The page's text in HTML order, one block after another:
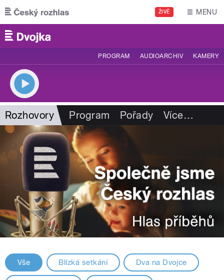
Přejít k hlavnímu obsahu
ŽIVĚ MENU
PROGRAM AUDIOARCHIV KAMERY
Rozhovory Program Pořady Více…
Vše Blízká setkání Dva na Dvojce